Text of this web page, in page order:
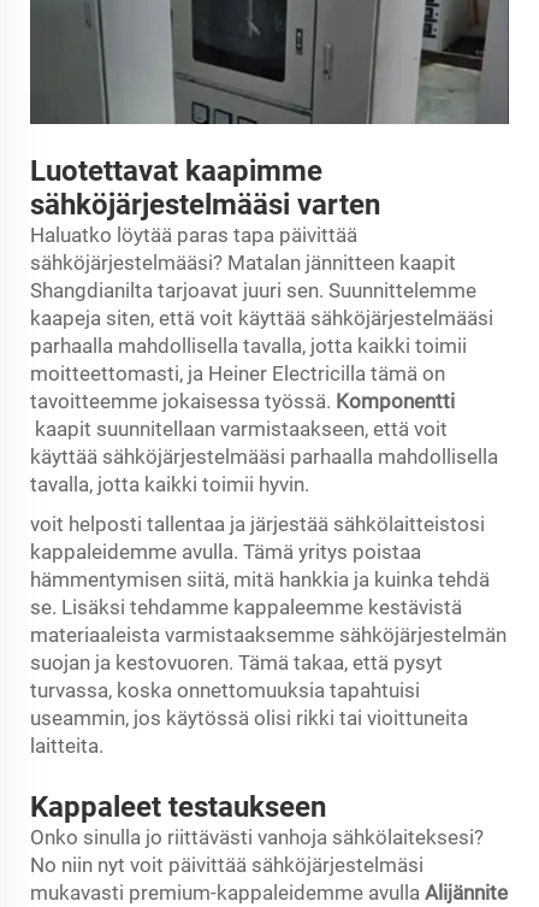
Luotettavat kaapimme
sähköjärjestelmääsi varten
Haluatko löytää paras tapa päivittää
sähköjärjestelmääsi? Matalan jännitteen kaapit
Shangdianilta tarjoavat juuri sen. Suunnittelemme
kaapeja siten, että voit käyttää sähköjärjestelmääsi
parhaalla mahdollisella tavalla, jotta kaikki toimii
moitteettomasti, ja Heiner Electricilla tämä on
tavoitteemme jokaisessa työssä. Komponentti
kaapit suunnitellaan varmistaakseen, että voit
käyttää sähköjärjestelmääsi parhaalla mahdollisella
tavalla, jotta kaikki toimii hyvin.
voit helposti tallentaa ja järjestää sähkölaitteistosi
kappaleidemme avulla. Tämä yritys poistaa
hämmentymisen siitä, mitä hankkia ja kuinka tehdä
se. Lisäksi tehdamme kappaleemme kestävistä
materiaaleista varmistaaksemme sähköjärjestelmän
suojan ja kestovuoren. Tämä takaa, että pysyt
turvassa, koska onnettomuuksia tapahtuisi
useammin, jos käytössä olisi rikki tai vioittuneita
laitteita.
Kappaleet testaukseen
Onko sinulla jo riittävästi vanhoja sähkölaiteksesi?
No niin nyt voit päivittää sähköjärjestelmäsi
mukavasti premium-kappaleidemme avulla Alijännite